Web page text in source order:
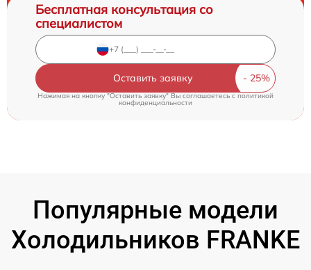
Бесплатная консультация со
специалистом
Оставить заявку
Нажимая на кнопку "Оставить заявку" Вы соглашаетесь cполитикой
конфиденциальности
Популярные модели
Холодильников FRANKE